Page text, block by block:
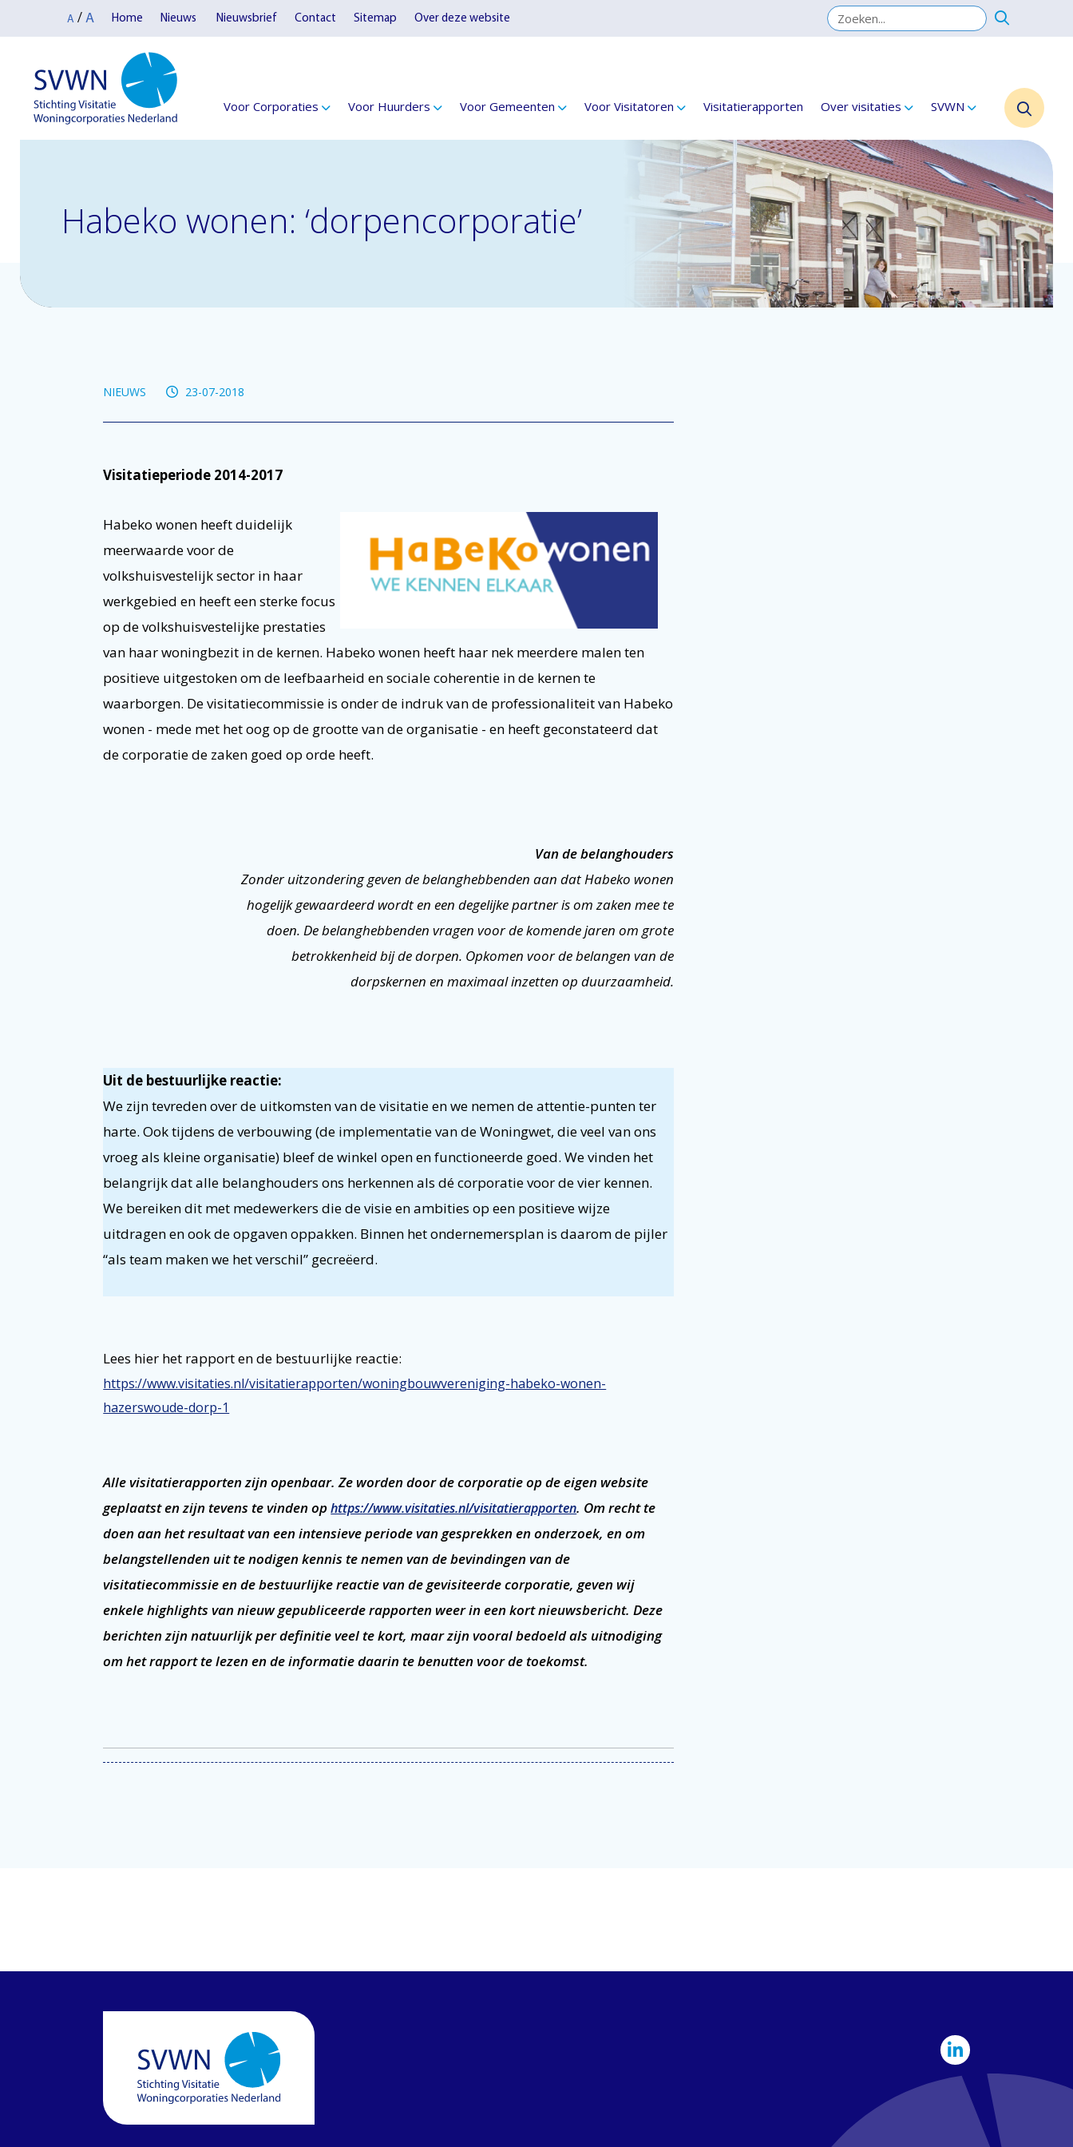
A / A Home Nieuws Nieuwsbrief Contact Sitemap Over deze website
Voor Corporaties Voor Huurders Voor Gemeenten Voor Visitatoren Visitatierapporten Over visitaties SVWN
Habeko wonen: ‘dorpencorporatie’
NIEUWS 23-07-2018
Visitatieperiode 2014-2017
Habeko wonen heeft duidelijk
meerwaarde voor de
volkshuisvestelijk sector in haar
werkgebied en heeft een sterke focus
op de volkshuisvestelijke prestaties
van haar woningbezit in de kernen. Habeko wonen heeft haar nek meerdere malen ten
positieve uitgestoken om de leefbaarheid en sociale coherentie in de kernen te
waarborgen. De visitatiecommissie is onder de indruk van de professionaliteit van Habeko
wonen - mede met het oog op de grootte van de organisatie - en heeft geconstateerd dat
de corporatie de zaken goed op orde heeft.
Van de belanghouders
Zonder uitzondering geven de belanghebbenden aan dat Habeko wonen
hogelijk gewaardeerd wordt en een degelijke partner is om zaken mee te
doen. De belanghebbenden vragen voor de komende jaren om grote
betrokkenheid bij de dorpen. Opkomen voor de belangen van de
dorpskernen en maximaal inzetten op duurzaamheid.
Uit de bestuurlijke reactie:
We zijn tevreden over de uitkomsten van de visitatie en we nemen de attentie-punten ter
harte. Ook tijdens de verbouwing (de implementatie van de Woningwet, die veel van ons
vroeg als kleine organisatie) bleef de winkel open en functioneerde goed. We vinden het
belangrijk dat alle belanghouders ons herkennen als dé corporatie voor de vier kennen.
We bereiken dit met medewerkers die de visie en ambities op een positieve wijze
uitdragen en ook de opgaven oppakken. Binnen het ondernemersplan is daarom de pijler
“als team maken we het verschil” gecreëerd.
Lees hier het rapport en de bestuurlijke reactie:
https://www.visitaties.nl/visitatierapporten/woningbouwvereniging-habeko-wonen-
hazerswoude-dorp-1
Alle visitatierapporten zijn openbaar. Ze worden door de corporatie op de eigen website
geplaatst en zijn tevens te vinden ophttps://www.visitaties.nl/visitatierapporten. Om recht te
doen aan het resultaat van een intensieve periode van gesprekken en onderzoek, en om
belangstellenden uit te nodigen kennis te nemen van de bevindingen van de
visitatiecommissie en de bestuurlijke reactie van de gevisiteerde corporatie, geven wij
enkele highlights van nieuw gepubliceerde rapporten weer in een kort nieuwsbericht. Deze
berichten zijn natuurlijk per definitie veel te kort, maar zijn vooral bedoeld als uitnodiging
om het rapport te lezen en de informatie daarin te benutten voor de toekomst.